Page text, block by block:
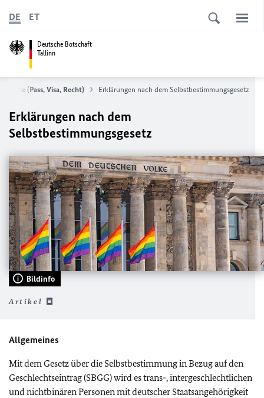
Deutsche Botschaft
Tallinn
DE ET
Service (Pass, Visa, Recht) Erklärungen nach dem Selbstbestimmungsgesetz
Erklärungen nach dem
Selbstbestimmungsgesetz
Bildinfo
Artikel
Allgemeines
Mit dem Gesetz über die Selbstbestimmung in Bezug auf den
Geschlechtseintrag (SBGG) wird es trans-, intergeschlechtlichen
und nichtbinären Personen mit deutscher Staatsangehörigkeit